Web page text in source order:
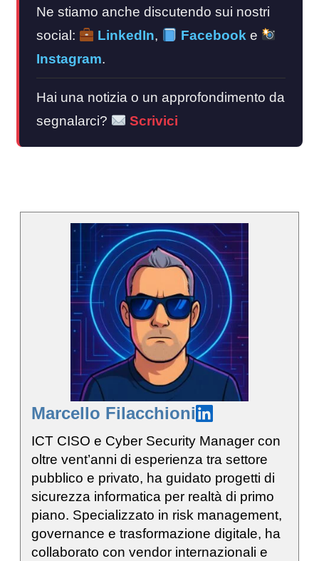
Ne stiamo anche discutendo sui nostri
social:
LinkedIn, Facebooke
Instagram.
Hai una notizia o un approfondimento da
segnalarci?
Scrivici
Marcello Filacchioni
ICT CISO e Cyber Security Manager con
oltre vent’anni di esperienza tra settore
pubblico e privato, ha guidato progetti di
sicurezza informatica per realtà di primo
piano. Specializzato in risk management,
governance e trasformazione digitale, ha
collaborato con vendor internazionali e